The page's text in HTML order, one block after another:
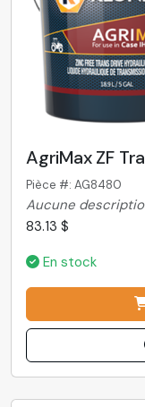
AgriMax ZF
Pièce #: AG8480
Aucune
83.13 $
En stock